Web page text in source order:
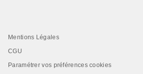
Mentions Légales
CGU
Paramétrer vos préférences cookies